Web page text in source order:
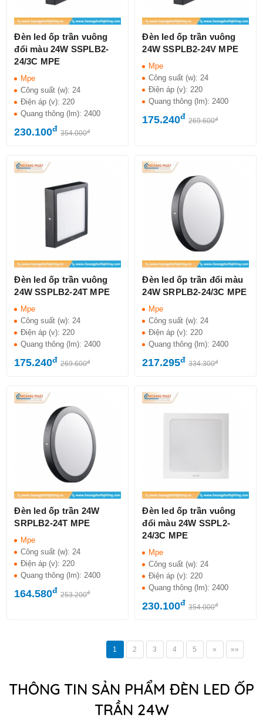
Đèn led ốp trần vuông
đổi màu 24W SSPLB2-
24/3C MPE
Mpe
Công suất (w):24
Điện áp (v):220
Quang thông (lm):2400
230.100đ 354.000đ
Đèn led ốp trần vuông
24W SSPLB2-24V MPE
Mpe
Công suất (w):24
Điện áp (v):220
Quang thông (lm):2400
175.240đ 269.600đ
Đèn led ốp trần vuông
24W SSPLB2-24T MPE
Mpe
Công suất (w):24
Điện áp (v):220
Quang thông (lm):2400
175.240đ 269.600đ
Đèn led ốp trần đổi màu
24W SRPLB2-24/3C MPE
Mpe
Công suất (w):24
Điện áp (v):220
Quang thông (lm):2400
217.295đ 334.300đ
Đèn led ốp trần 24W
SRPLB2-24T MPE
Mpe
Công suất (w): 24
Điện áp (v): 220
Quang thông (lm): 2400
164.580đ 253.200đ
Đèn led ốp trần vuông
đổi màu 24W SSPL2-
24/3C MPE
Mpe
Công suất (w): 24
Điện áp (v): 220
Quang thông (lm): 2400
230.100đ 354.000đ
1 2 3 4 5 » »»
THÔNG TIN SẢN PHẨM ĐÈN LED ỐP
TRẦN 24W